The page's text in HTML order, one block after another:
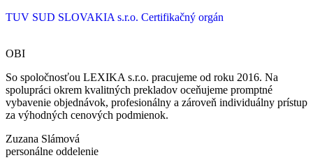
TUV SUD SLOVAKIA s.r.o. Certifikačný orgán
OBI
So spoločnosťou LEXIKA s.r.o. pracujeme od roku 2016. Na
spolupráci okrem kvalitných prekladov oceňujeme promptné
vybavenie objednávok, profesionálny a zároveň individuálny prístup
za výhodných cenových podmienok.
Zuzana Slámová
personálne oddelenie